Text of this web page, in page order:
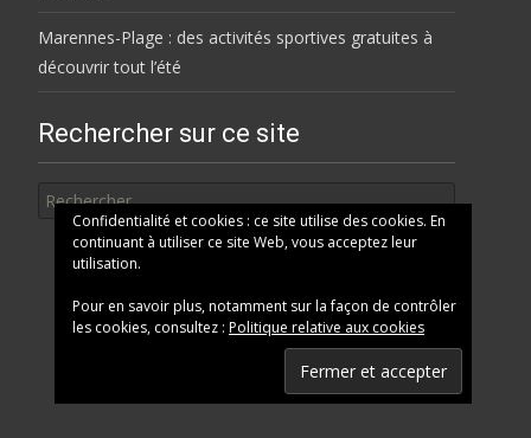
Marennes-Plage : des activités sportives gratuites à
découvrir tout l’été
Rechercher sur ce site
Confidentialité et cookies : ce site utilise des cookies. En
continuant à utiliser ce site Web, vous acceptez leur
utilisation.
Pour en savoir plus, notamment sur la façon de contrôler
les cookies, consultez : Politique relative aux cookies